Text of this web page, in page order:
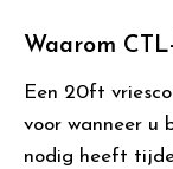
Waarom
Een 20ft
voor wanneer u
nodig heeft